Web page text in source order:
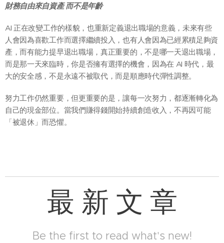
財務自由來自資產 而不是年齡
AI 正在改變工作的樣貌，也重新定義退出職場的意義，未來有些
人會因為喜歡工作而選擇繼續投入，也有人會因為已經累積足夠資
產，而有能力提早退出職場，真正重要的，不是哪一天退出職場，
而是那一天來臨時，你是否擁有選擇的機會，因為在 AI 時代，最
大的安全感，不是永遠不被取代，而是順應時代彈性調整。
努力工作仍然重要，但更重要的是，讓每一次努力，都逐漸轉化為
自己的現金部位。當我們賺得錢開始持續創造收入，不再因可能
「被退休」而恐懼。
最 新 文 章
Be the first to read what's new!